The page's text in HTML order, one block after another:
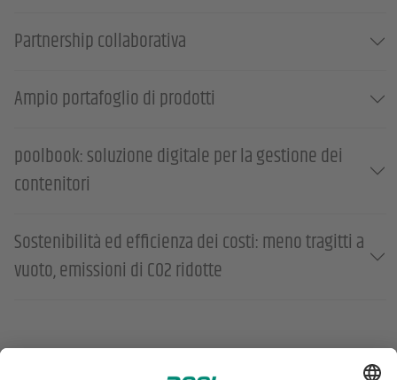
Partnership collaborativa
Ampio portafoglio di prodotti
poolbook: soluzione digitale per la gestione dei
contenitori
Sostenibilità ed efficienza dei costi: meno tragitti a
vuoto, emissioni di CO2 ridotte
;